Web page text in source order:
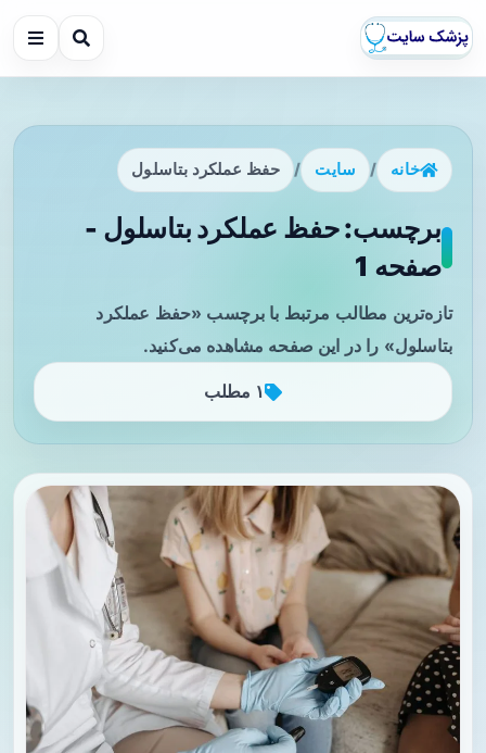
خانه / سایت / حفظ عملکرد بتاسلول
برچسب: حفظ عملکرد بتاسلول -
صفحه 1
تازه‌ترین مطالب مرتبط با برچسب «حفظ عملکرد
بتاسلول» را در این صفحه مشاهده می‌کنید.
۱ مطلب